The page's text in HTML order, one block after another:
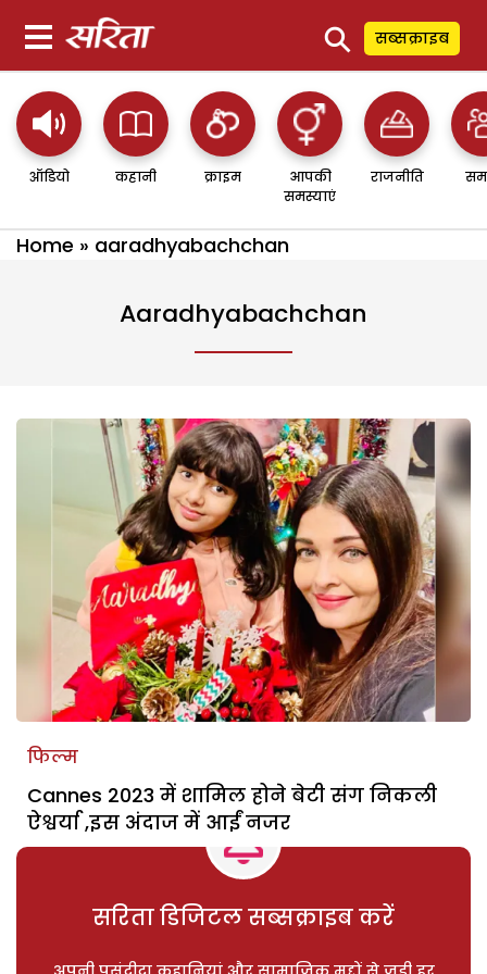
⚲ सब्सक्राइब
ऑडियो कहानी क्राइम
आपकी
समस्याएं
राजनीति
Home » aaradhyabachchan
Aaradhyabachchan
फिल्म
Cannes 2023 में शामिल होने बेटी संग निकली
ऐश्वर्या ,इस अंदाज में आईं नजर
सरिता डिजिटल सब्सक्राइब करें